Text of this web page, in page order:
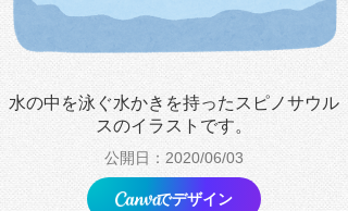
水の中を泳ぐ水かきを持ったスピノサウル
スのイラストです。
公開日：2020/06/03
でデザイン